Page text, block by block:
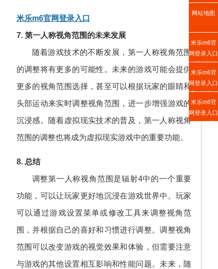
米乐m6官网登录入口
7. 第一人称视角范围的未来发展
随着游戏技术的不断发展，第一人称视角范围
的调整将有更多的可能性。未来的游戏可能会提供
更多的视角范围选择，甚至可以根据玩家的眼睛和
头部运动来实时调整视角范围，进一步增强游戏的
沉浸感。随着虚拟现实技术的普及，第一人称视角
范围的调整也将成为虚拟现实游戏中的重要功能。
8. 总结
调整第一人称视角范围是辐射4中的一个重要
功能，可以让玩家更好地沉浸在游戏世界中。玩家
可以通过游戏设置菜单或修改工具来调整视角范
围，并根据自己的喜好和习惯进行调整。调整视角
范围可以改变游戏的视觉效果和体验，但需要注意
与游戏的其他设置相互影响和性能问题。未来，随
网站地图
米乐m6官
网登录入口
网页版
米乐m6官
网登录入口
手机版入口
米乐m6官
网登录入口
APP下载